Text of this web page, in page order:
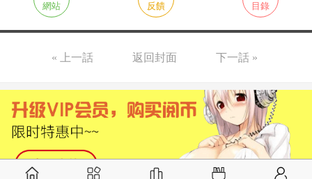
網站
反饋
目錄
« 上一話 返回封面 下一話 »